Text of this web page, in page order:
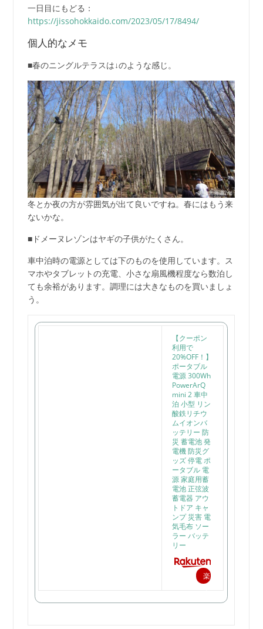
一日目にもどる：
https://jissohokkaido.com/2023/05/17/8494/
個人的なメモ
■春のニングルテラスは↓のような感じ。
冬とか夜の方が雰囲気が出て良いですね。春にはもう来
ないかな。
■ドメーヌレゾンはヤギの子供がたくさん。
車中泊時の電源としては下のものを使用しています。ス
マホやタブレットの充電、小さな扇風機程度なら数泊し
ても余裕があります。調理には大きなものを買いましょ
う。
【クーポン
利用で
20%OFF！】
ポータブル
電源 300Wh
PowerArQ
mini 2 車中
泊 小型 リン
酸鉄リチウ
ムイオンバ
ッテリー 防
災 蓄電池 発
電機 防災グ
ッズ 停電 ポ
ータブル 電
源 家庭用蓄
電池 正弦波
蓄電器 アウ
トドア キャ
ンプ 災害 電
気毛布 ソー
ラー バッテ
リー
楽